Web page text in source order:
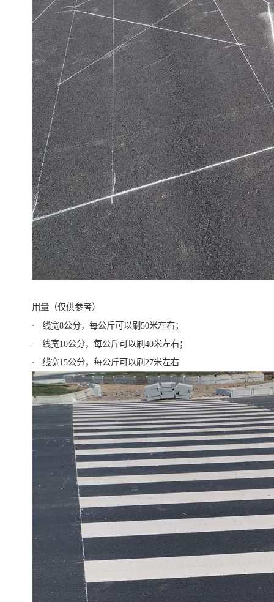
用量（仅供参考）
· 线宽8公分，每公斤可以刷50米左右；
· 线宽10公分，每公斤可以刷40米左右；
· 线宽15公分，每公斤可以刷27米左右.